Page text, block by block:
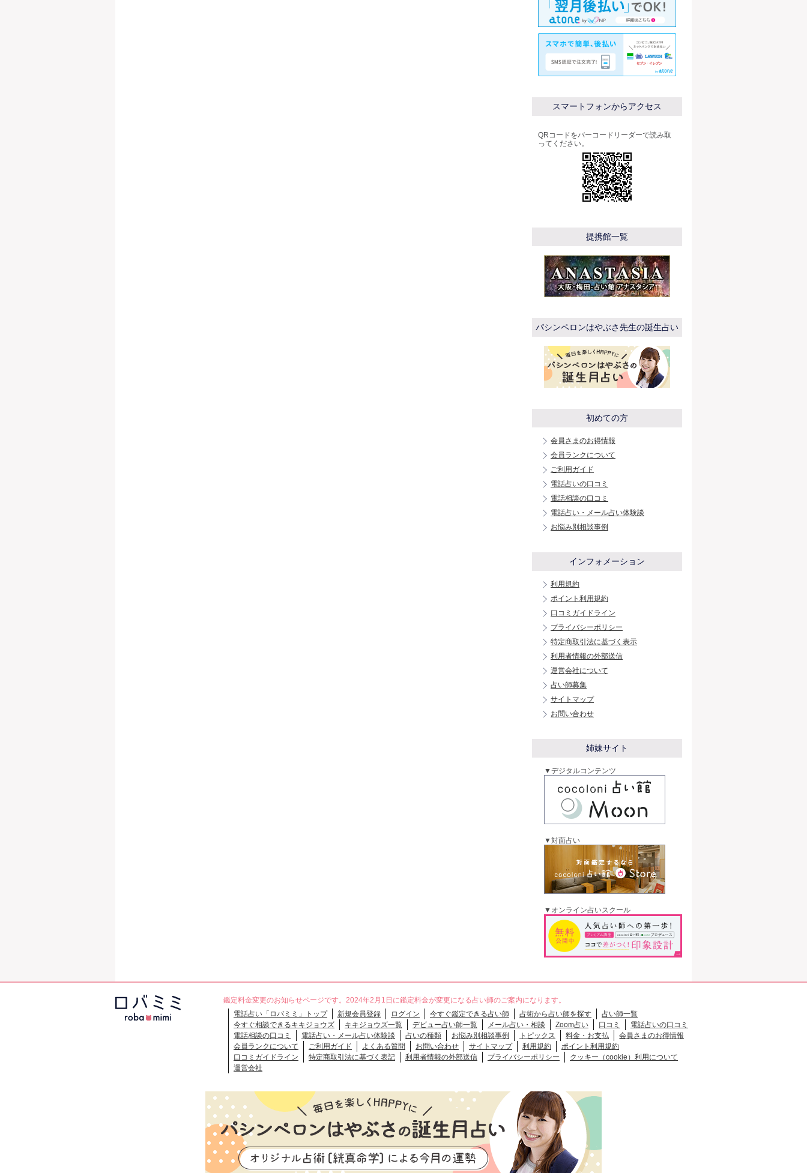
スマートフォンからアクセス
QRコードをバーコードリーダーで読み取
ってください。
提携館一覧
パシンペロンはやぶさ先生の誕生占い
初めての方
会員さまのお得情報
会員ランクについて
ご利用ガイド
電話占いの口コミ
電話相談の口コミ
電話占い・メール占い体験談
お悩み別相談事例
インフォメーション
利用規約
ポイント利用規約
口コミガイドライン
プライバシーポリシー
特定商取引法に基づく表示
利用者情報の外部送信
運営会社について
占い師募集
サイトマップ
お問い合わせ
姉妹サイト
▼デジタルコンテンツ
▼対面占い
▼オンライン占いスクール
鑑定料金変更のお知らせページです。2024年2月1日に鑑定料金が変更になる占い師のご案内になります。
電話占い「ロバミミ」トップ
新規会員登録 ログイン 今すぐ鑑定できる占い師 占術から占い師を探す
占い師一覧
今すぐ相談できるキキジョウズ
キキジョウズ一覧 デビュー占い師一覧 メール占い・相談 Zoom占い 口コミ
電話占いの口コミ
電話相談の口コミ
電話占い・メール占い体験談 占いの種類 お悩み別相談事例 トピックス 料金・お支払
会員さまのお得情報
会員ランクについて
ご利用ガイド よくある質問 お問い合わせ サイトマップ 利用規約
ポイント利用規約
口コミガイドライン
特定商取引法に基づく表記 利用者情報の外部送信 プライバシーポリシー
クッキー（cookie）利用について
運営会社